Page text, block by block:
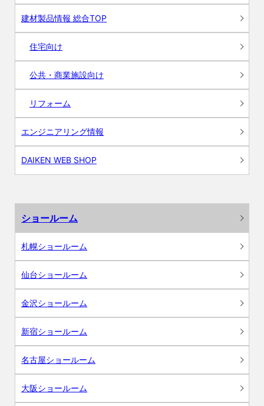
建材製品情報 総合TOP
住宅向け
公共・商業施設向け
リフォーム
エンジニアリング情報
DAIKEN WEB SHOP
ショールーム
札幌ショールーム
仙台ショールーム
金沢ショールーム
新宿ショールーム
名古屋ショールーム
大阪ショールーム